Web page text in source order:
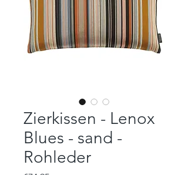
Zierkissen - Lenox
Blues - sand -
Rohleder